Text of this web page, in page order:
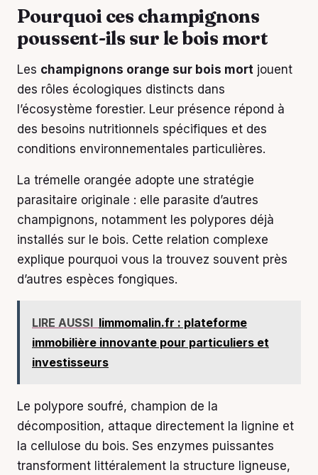
Pourquoi ces champignons
poussent-ils sur le bois mort
Les champignons orange sur bois mort jouent
des rôles écologiques distincts dans
l’écosystème forestier. Leur présence répond à
des besoins nutritionnels spécifiques et des
conditions environnementales particulières.
La trémelle orangée adopte une stratégie
parasitaire originale : elle parasite d’autres
champignons, notamment les polypores déjà
installés sur le bois. Cette relation complexe
explique pourquoi vous la trouvez souvent près
d’autres espèces fongiques.
LIRE AUSSI limmomalin.fr : plateforme
immobilière innovante pour particuliers et
investisseurs
Le polypore soufré, champion de la
décomposition, attaque directement la lignine et
la cellulose du bois. Ses enzymes puissantes
transforment littéralement la structure ligneuse,